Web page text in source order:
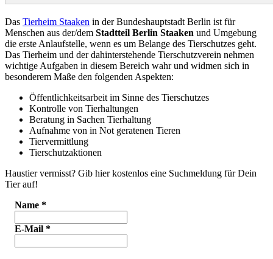
Das Tierheim Staaken in der Bundeshauptstadt Berlin ist für
Menschen aus der/dem Stadtteil Berlin Staaken und Umgebung
die erste Anlaufstelle, wenn es um Belange des Tierschutzes geht.
Das Tierheim und der dahinterstehende Tierschutzverein nehmen
wichtige Aufgaben in diesem Bereich wahr und widmen sich in
besonderem Maße den folgenden Aspekten:
Öffentlichkeitsarbeit im Sinne des Tierschutzes
Kontrolle von Tierhaltungen
Beratung in Sachen Tierhaltung
Aufnahme von in Not geratenen Tieren
Tiervermittlung
Tierschutzaktionen
Haustier vermisst? Gib hier kostenlos eine Suchmeldung für Dein
Tier auf!
Name *
E-Mail *